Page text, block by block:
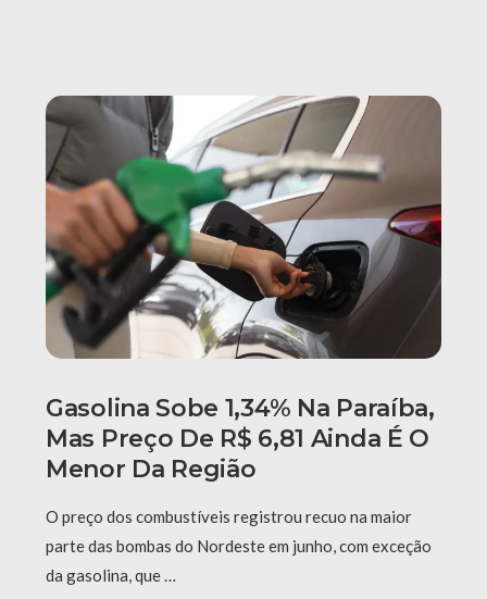
Gasolina Sobe 1,34% Na Paraíba,
Mas Preço De R$ 6,81 Ainda É O
Menor Da Região
O preço dos combustíveis registrou recuo na maior
parte das bombas do Nordeste em junho, com exceção
da gasolina, que …